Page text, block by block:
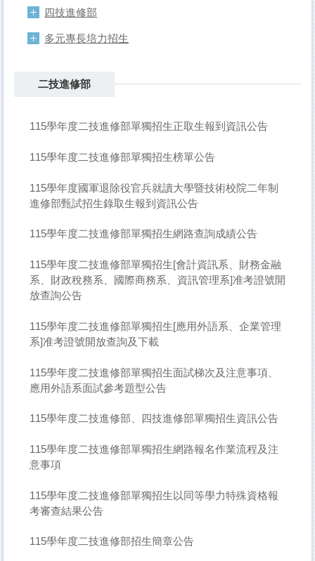
四技進修部
多元專長培力招生
二技進修部
115學年度二技進修部單獨招生正取生報到資訊公告
115學年度二技進修部單獨招生榜單公告
115學年度國軍退除役官兵就讀大學暨技術校院二年制
進修部甄試招生錄取生報到資訊公告
115學年度二技進修部單獨招生網路查詢成績公告
115學年度二技進修部單獨招生[會計資訊系、財務金融
系、財政稅務系、國際商務系、資訊管理系]准考證號開
放查詢公告
115學年度二技進修部單獨招生[應用外語系、企業管理
系]准考證號開放查詢及下載
115學年度二技進修部單獨招生面試梯次及注意事項、
應用外語系面試參考題型公告
115學年度二技進修部、四技進修部單獨招生資訊公告
115學年度二技進修部單獨招生網路報名作業流程及注
意事項
115學年度二技進修部單獨招生以同等學力特殊資格報
考審查結果公告
115學年度二技進修部招生簡章公告